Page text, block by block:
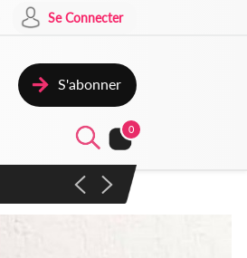
Se Connecter
S'abonner
0